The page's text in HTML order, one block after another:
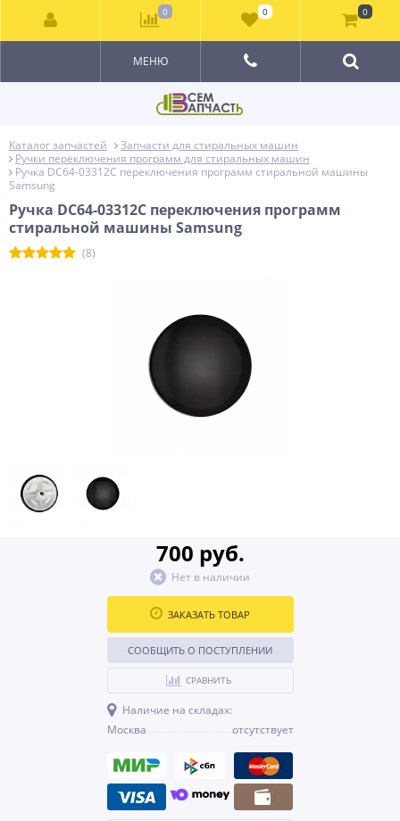
МЕНЮ
Каталог запчастей
Запчасти для стиральных машин
Ручки переключения программ для стиральных машин
Ручка DC64-03312C переключения программ стиральной машины
Samsung
Ручка DC64-03312C переключения программ
стиральной машины Samsung
(8)
700 руб.
Нет в наличии
ЗАКАЗАТЬ ТОВАР
СООБЩИТЬ О ПОСТУПЛЕНИИ
СРАВНИТЬ
Наличие на складах:
Москва
отсутствует
0 0 0